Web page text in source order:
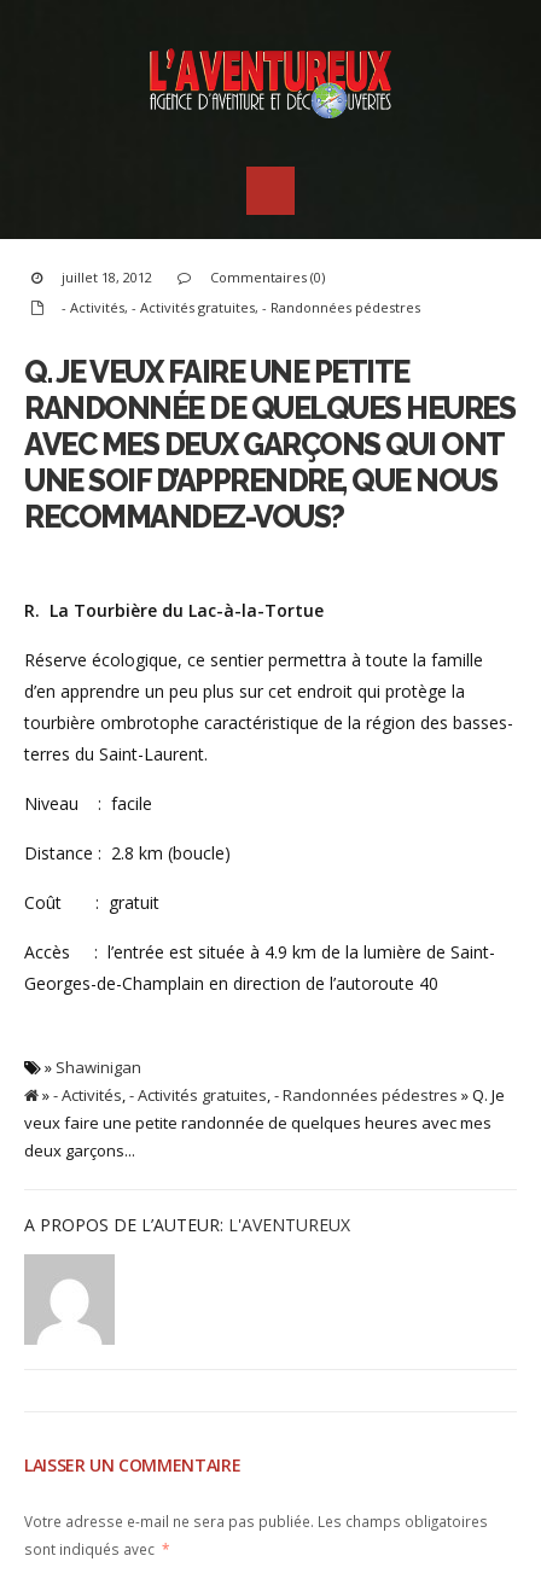
juillet 18, 2012
Commentaires (0)
- Activités, - Activités gratuites, - Randonnées pédestres
Q. JE VEUX FAIRE UNE PETITE
RANDONNÉE DE QUELQUES HEURES
AVEC MES DEUX GARÇONS QUI ONT
UNE SOIF D’APPRENDRE, QUE NOUS
RECOMMANDEZ-VOUS?
R. La Tourbière du Lac-à-la-Tortue
Réserve écologique, ce sentier permettra à toute la famille
d’en apprendre un peu plus sur cet endroit qui protège la
tourbière ombrotophe caractéristique de la région des basses-
terres du Saint-Laurent.
Niveau : facile
Distance : 2.8 km (boucle)
Coût : gratuit
Accès : l’entrée est située à 4.9 km de la lumière de Saint-
Georges-de-Champlain en direction de l’autoroute 40
» Shawinigan
»- Activités,- Activités gratuites,- Randonnées pédestres » Q. Je
veux faire une petite randonnée de quelques heures avec mes
deux garçons...
A PROPOS DE L’AUTEUR: L'AVENTUREUX
LAISSER UN COMMENTAIRE
Votre adresse e-mail ne sera pas publiée. Les champs obligatoires
sont indiqués avec *